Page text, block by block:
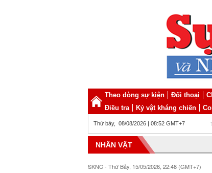
Theo dòng sự kiện Đối thoại
Điều tra
Kỷ vật kháng chiến
Thứ bảy, 08/08/2026 | 08:52 GMT+7
NHÂN VẬT
SKNC - Thứ Bảy, 15/05/2026, 22:48 (GMT+7)